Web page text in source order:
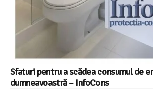
Sfaturi pentru a scădea consumul de
dumneavoastră – InfoCons